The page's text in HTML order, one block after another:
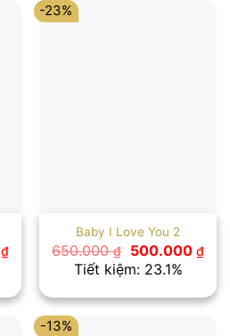
₫Giá
hiện
là:
500.000 ₫.
-23%
Baby I Love You 2
650.000₫
Giá
gốc
là:
500.000 ₫Giá
hiện
là:
Tiết kiệm: 23.1%
-13%